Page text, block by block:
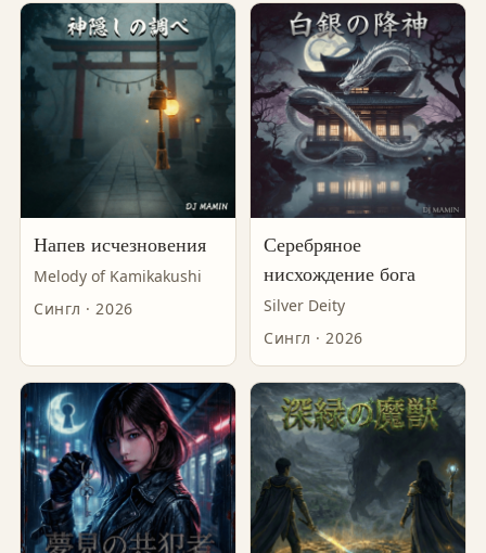
Напев исчезновения
Melody of Kamikakushi
Сингл · 2026
Серебряное
нисхождение бога
Silver Deity
Сингл · 2026